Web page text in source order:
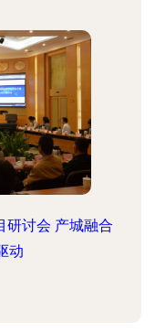
研讨会 产城融合
动